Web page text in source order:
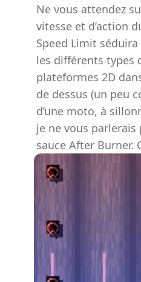
Ne vous attendez
vitesse et d’action
Speed Limit
les différents types
plateformes 2D
de dessus (un peu
d’une moto, à
je ne vous parlerais
sauce After Burner.